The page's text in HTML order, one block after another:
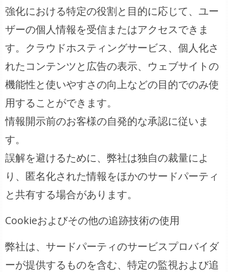
強化における特定の役割と目的に応じて、ユー
ザーの個人情報を受信またはアクセスできま
す。クラウドホスティングサービス、個人化さ
れたコンテンツと広告の表示、ウェブサイトの
機能性と使いやすさの向上などの目的でのみ使
用することができます。
情報開示前のお客様の自発的な承認に従いま
す。
誤解を避けるために、弊社は独自の裁量によ
り、匿名化された情報をほかのサードパーティ
と共有する場合があります。
Cookieおよびその他の追跡技術の使用
弊社は、サードパーティのサービスプロバイダ
ーが提供するものを含む、特定の監視および追